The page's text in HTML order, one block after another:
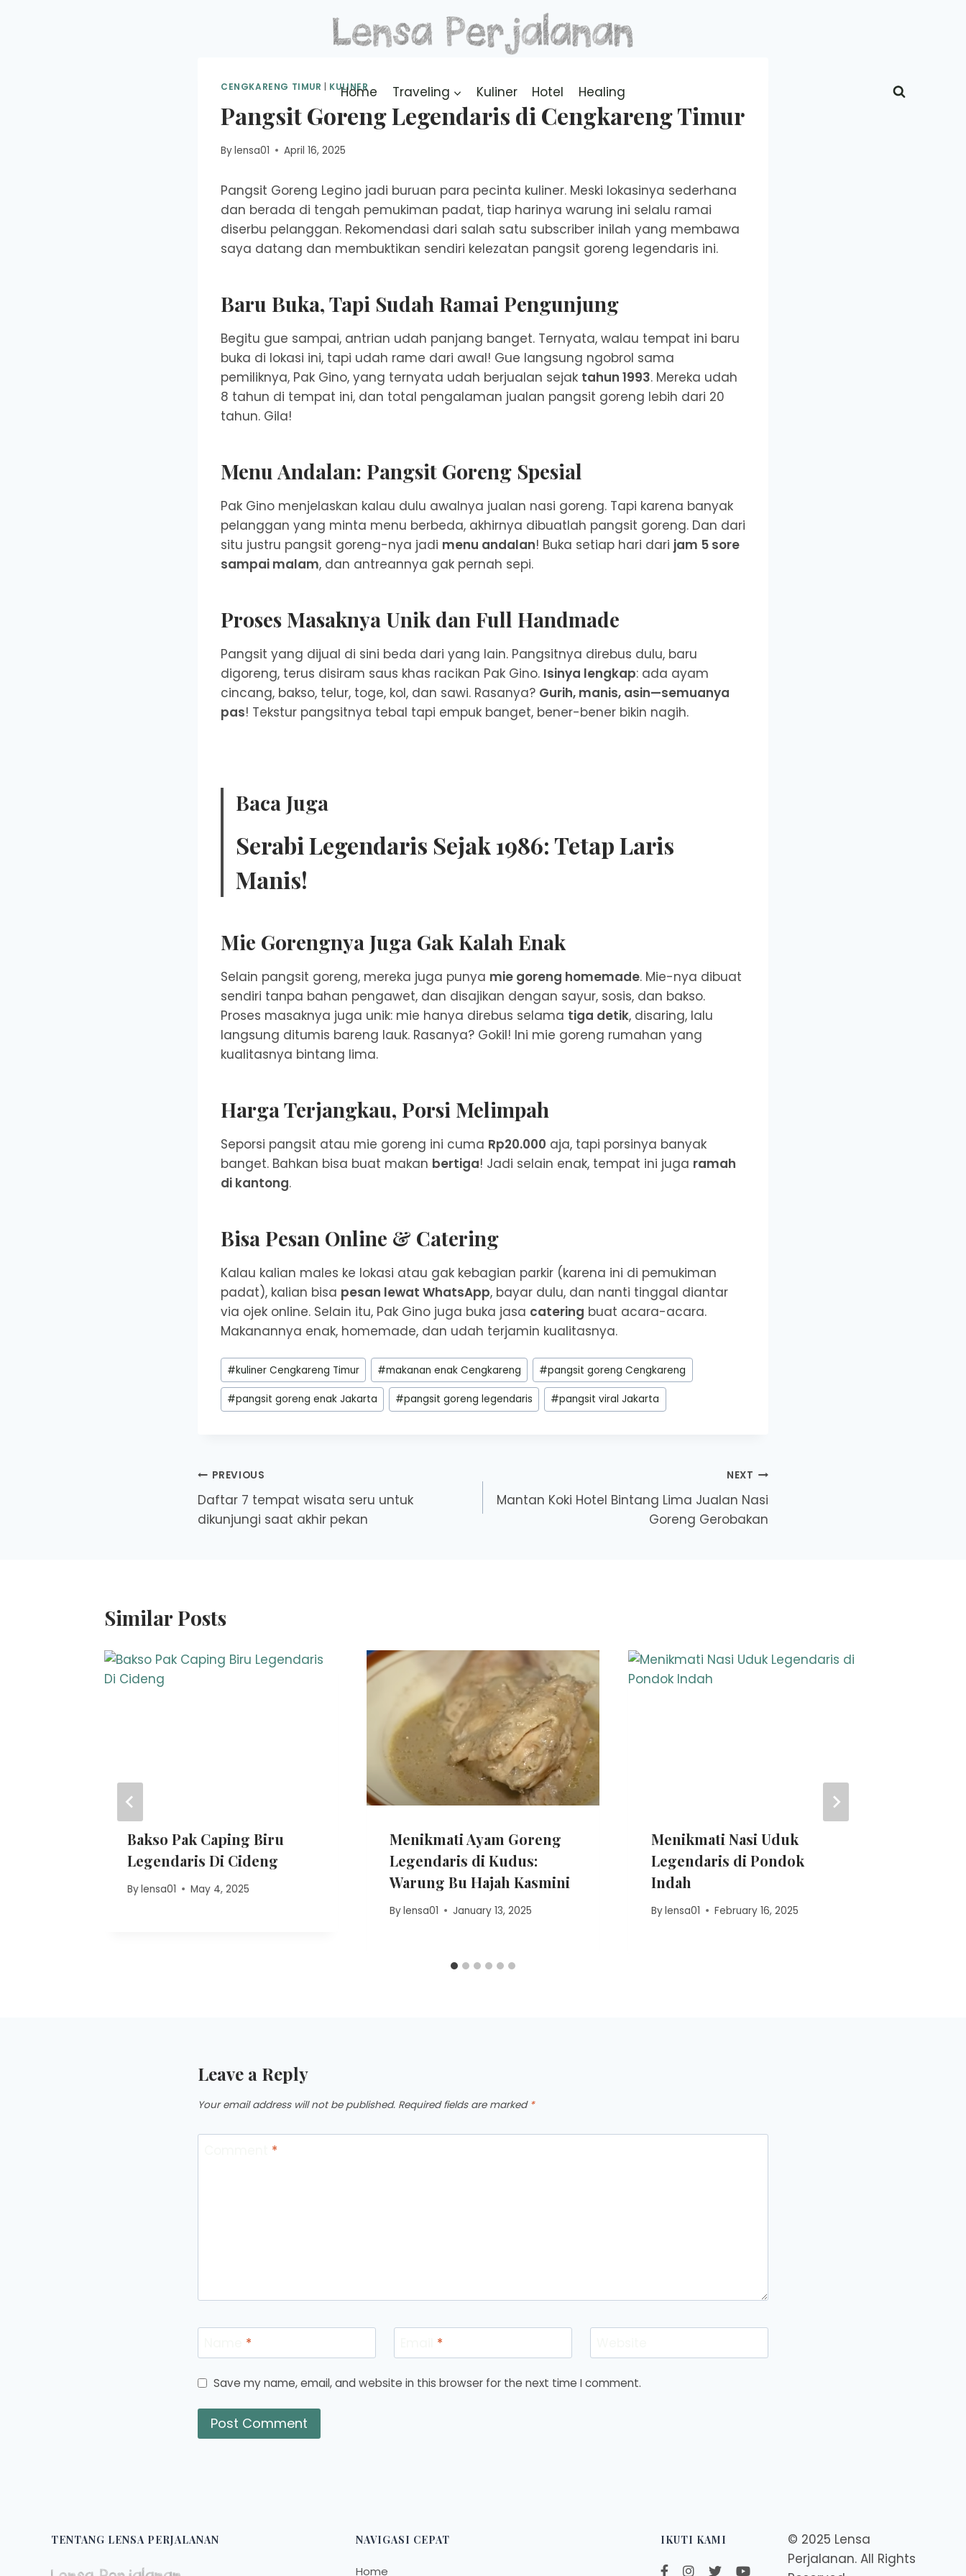
Home Traveling Kuliner Hotel Healing
CENGKARENG TIMUR KULINER
Pangsit Goreng Legendaris di Cengkareng Timur
Bylensa01 April 16, 2025
Pangsit Goreng Legino jadi buruan para pecinta kuliner. Meski lokasinya sederhana
dan berada di tengah pemukiman padat, tiap harinya warung ini selalu ramai
diserbu pelanggan. Rekomendasi dari salah satu subscriber inilah yang membawa
saya datang dan membuktikan sendiri kelezatan pangsit goreng legendaris ini.
Baru Buka, Tapi Sudah Ramai Pengunjung
Begitu gue sampai, antrian udah panjang banget. Ternyata, walau tempat ini baru
buka di lokasi ini, tapi udah rame dari awal! Gue langsung ngobrol sama
pemiliknya, Pak Gino, yang ternyata udah berjualan sejak tahun 1993. Mereka udah
8 tahun di tempat ini, dan total pengalaman jualan pangsit goreng lebih dari 20
tahun. Gila!
Menu Andalan: Pangsit Goreng Spesial
Pak Gino menjelaskan kalau dulu awalnya jualan nasi goreng. Tapi karena banyak
pelanggan yang minta menu berbeda, akhirnya dibuatlah pangsit goreng. Dan dari
situ justru pangsit goreng-nya jadi menu andalan! Buka setiap hari dari jam 5 sore
sampai malam, dan antreannya gak pernah sepi.
Proses Masaknya Unik dan Full Handmade
Pangsit yang dijual di sini beda dari yang lain. Pangsitnya direbus dulu, baru
digoreng, terus disiram saus khas racikan Pak Gino. Isinya lengkap: ada ayam
cincang, bakso, telur, toge, kol, dan sawi. Rasanya? Gurih, manis, asin—semuanya
pas! Tekstur pangsitnya tebal tapi empuk banget, bener-bener bikin nagih.
Baca Juga
Serabi Legendaris Sejak 1986: Tetap Laris
Manis!
Mie Gorengnya Juga Gak Kalah Enak
Selain pangsit goreng, mereka juga punya mie goreng homemade. Mie-nya dibuat
sendiri tanpa bahan pengawet, dan disajikan dengan sayur, sosis, dan bakso.
Proses masaknya juga unik: mie hanya direbus selama tiga detik, disaring, lalu
langsung ditumis bareng lauk. Rasanya? Gokil! Ini mie goreng rumahan yang
kualitasnya bintang lima.
Harga Terjangkau, Porsi Melimpah
Seporsi pangsit atau mie goreng ini cuma Rp20.000 aja, tapi porsinya banyak
banget. Bahkan bisa buat makan bertiga! Jadi selain enak, tempat ini juga ramah
di kantong.
Bisa Pesan Online & Catering
Kalau kalian males ke lokasi atau gak kebagian parkir (karena ini di pemukiman
padat), kalian bisa pesan lewat WhatsApp, bayar dulu, dan nanti tinggal diantar
via ojek online. Selain itu, Pak Gino juga buka jasa catering buat acara-acara.
Makanannya enak, homemade, dan udah terjamin kualitasnya.
Post
Tags:
#kuliner Cengkareng Timur #makanan enak Cengkareng #pangsit goreng Cengkareng
#pangsit goreng enak Jakarta #pangsit goreng legendaris #pangsit viral Jakarta
Post
navigation
PREVIOUS
Daftar 7 tempat wisata seru untuk
dikunjungi saat akhir pekan
NEXT
Mantan Koki Hotel Bintang Lima Jualan Nasi
Goreng Gerobakan
Similar Posts
Bakso Pak Caping Biru
Legendaris Di Cideng
Bylensa01 May 4, 2025
Menikmati Ayam Goreng
Legendaris di Kudus:
Warung Bu Hajah Kasmini
Bylensa01 January 13, 2025
Menikmati Nasi Uduk
Legendaris di Pondok
Indah
Bylensa01 February 16, 2025
Leave a Reply
Your email address will not be published. Required fields are marked *
*
* *
Save my name, email, and website in this browser for the next time I comment.
TENTANG LENSA PERJALANAN NAVIGASI CEPAT
Home
IKUTI KAMI
© 2025 Lensa
Perjalanan. All Rights